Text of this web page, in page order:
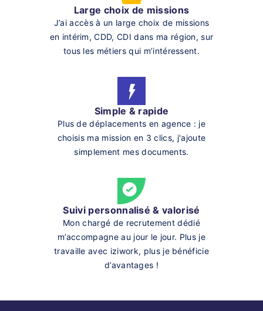
Large choix de missions
J’ai accès à un large choix de missions
en intérim, CDD, CDI dans ma région, sur
tous les métiers qui m’intéressent.
Simple & rapide
Plus de déplacements en agence : je
choisis ma mission en 3 clics, j'ajoute
simplement mes documents.
Suivi personnalisé & valorisé
Mon chargé de recrutement dédié
m’accompagne au jour le jour. Plus je
travaille avec iziwork, plus je bénéficie
d’avantages !